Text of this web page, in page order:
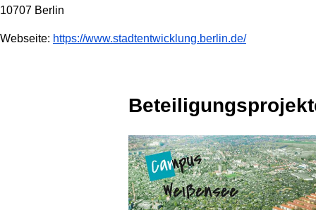
10707 Berlin
Webseite: https://www.stadtentwicklung.berlin.de/
1 Projekt wird angezeigt